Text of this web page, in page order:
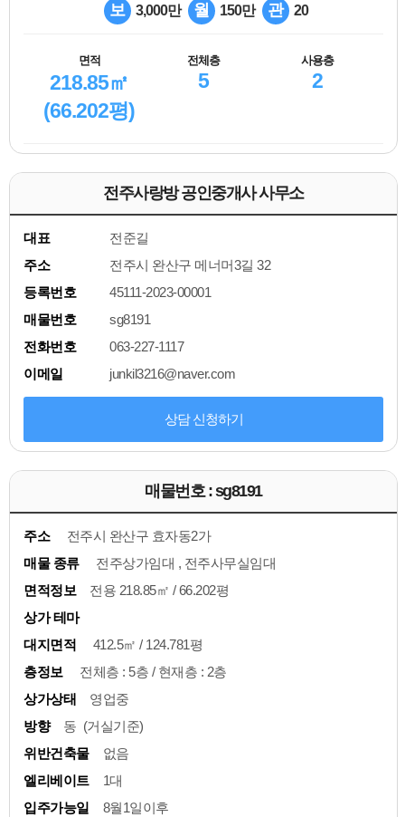
보 3,000만 월 150만 관 20
면적
218.85㎡
(66.202평)
전체층
5
사용층
2
전주사랑방 공인중개사 사무소
대표
전준길
주소
전주시 완산구 메너머3길 32
등록번호
45111-2023-00001
매물번호
sg8191
전화번호
063-227-1117
이메일
junkil3216@naver.com
상담 신청하기
매물번호 : sg8191
주소
전주시 완산구 효자동2가
매물 종류
전주상가임대 , 전주사무실임대
면적정보
전용 218.85㎡ / 66.202평
상가 테마
대지면적
412.5㎡ / 124.781평
층정보
전체층 : 5층 / 현재층 : 2층
상가상태
영업중
방향
동 (거실기준)
위반건축물
없음
엘리베이트
1대
입주가능일
8월1일이후